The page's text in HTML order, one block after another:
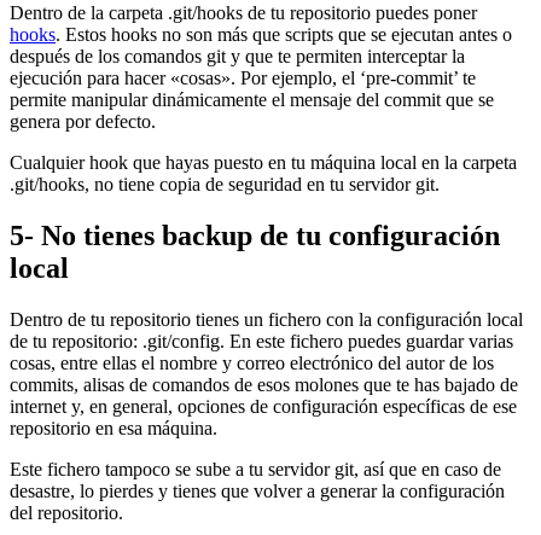
Dentro de la carpeta .git/hooks de tu repositorio puedes poner
hooks. Estos hooks no son más que scripts que se ejecutan antes o
después de los comandos git y que te permiten interceptar la
ejecución para hacer «cosas». Por ejemplo, el ‘pre-commit’ te
permite manipular dinámicamente el mensaje del commit que se
genera por defecto.
Cualquier hook que hayas puesto en tu máquina local en la carpeta
.git/hooks, no tiene copia de seguridad en tu servidor git.
5- No tienes backup de tu configuración
local
Dentro de tu repositorio tienes un fichero con la configuración local
de tu repositorio: .git/config. En este fichero puedes guardar varias
cosas, entre ellas el nombre y correo electrónico del autor de los
commits, alisas de comandos de esos molones que te has bajado de
internet y, en general, opciones de configuración específicas de ese
repositorio en esa máquina.
Este fichero tampoco se sube a tu servidor git, así que en caso de
desastre, lo pierdes y tienes que volver a generar la configuración
del repositorio.